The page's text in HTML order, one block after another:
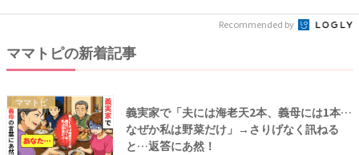
Recommended by
ママトピの新着記事
ママトピ
義実家で「夫には海老天2本、義母には1本…
なぜか私は野菜だけ」→さりげなく訊ねる
と…返答にあ然！